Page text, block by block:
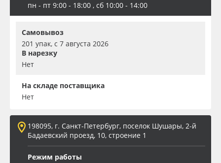
пн - пт 9:00 - 18:00 , сб 10:00 - 14:00
Самовывоз
201 упак, с 7 августа 2026
В нарезку
Нет
На складе поставщика
Нет
198095, г. Санкт-Петербург, поселок Шушары, 2-й
Бадаевский проезд, 10, строение 1
Режим работы